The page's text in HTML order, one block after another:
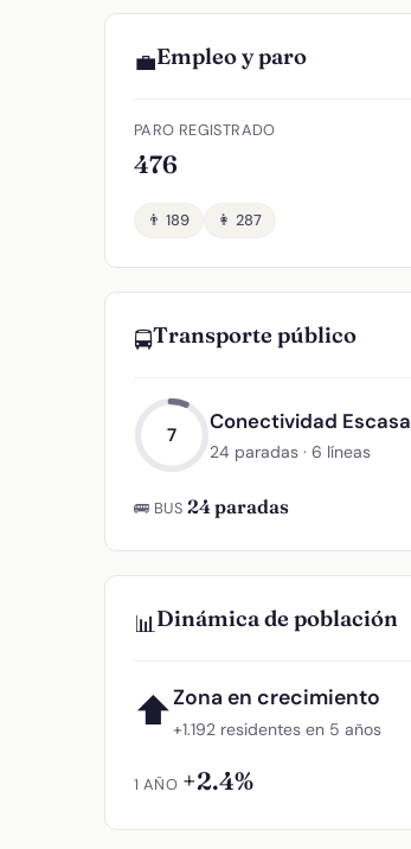
💼Empleo y paro
PARO REGISTRADO
476
👨 189 👩 287
🚍Transporte público
7
Conectividad Escasa
24 paradas · 6 líneas
🚌 BUS 24 paradas
📊Dinámica de población
⬆Zona en crecimiento
+1.192 residentes en 5 años
1 AÑO +2.4%